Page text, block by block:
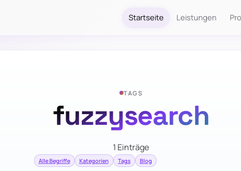
Startseite Leistungen
TAGS
fuzzysearch
1 Einträge
Alle Begriffe Kategorien Tags Blog